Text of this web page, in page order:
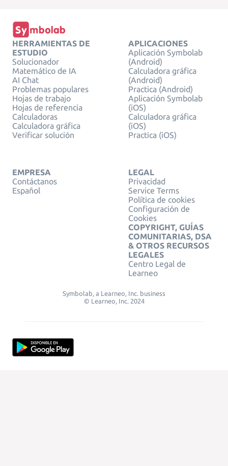
HERRAMIENTAS DE
ESTUDIO
Solucionador
Matemático de IA
AI Chat
Problemas populares
Hojas de trabajo
Hojas de referencia
Calculadoras
Calculadora gráfica
Verificar solución
APLICACIONES
Aplicación Symbolab
(Android)
Calculadora gráfica
(Android)
Practica (Android)
Aplicación Symbolab
(iOS)
Calculadora gráfica
(iOS)
Practica (iOS)
EMPRESA
Contáctanos
Español
LEGAL
Privacidad
Service Terms
Política de cookies
Configuración de
Cookies
COPYRIGHT, GUÍAS
COMUNITARIAS, DSA
& OTROS RECURSOS
LEGALES
Centro Legal de
Learneo
Symbolab, a Learneo, Inc. business
© Learneo, Inc. 2024